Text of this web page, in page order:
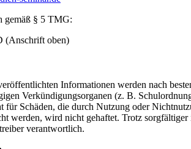
gemäß § 5 TMG:
(Anschrift oben)
Informationen werden nach
Verkündigungsorganen (z. B.
für Schäden, die durch Nutzung oder
werden, wird nicht gehaftet. Trotz
verantwortlich.